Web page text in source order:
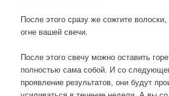
После этого сразу же сожгите
огне вашей свечи.
После этого свечу можно оставить
полностью сама собой. И со
проявление результатов, они будут